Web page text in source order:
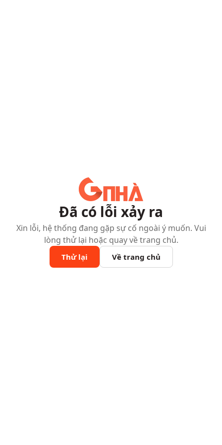
Đã có lỗi xảy ra
Xin lỗi, hệ thống đang gặp sự cố ngoài ý muốn. Vui
lòng thử lại hoặc quay về trang chủ.
Thử lại Về trang chủ